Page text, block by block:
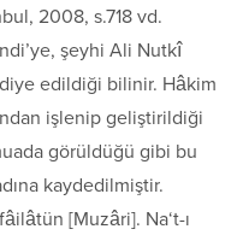
2008, s.718 vd.
şeyhi Ali Nutkî
edildiği bilinir. Hâkim
işlenip geliştirildiği
görüldüğü gibi bu
kaydedilmiştir.
[Muzâri]. Na‘t-ı